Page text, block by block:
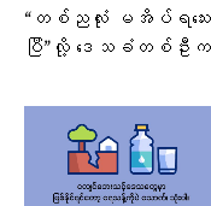
“တစ်ညလုံး မအိပ်ရသေး
ပြီ”လို့ ဒေသခံတစ်ဦးက